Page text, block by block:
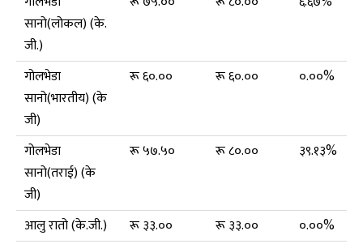
सानो(लोकल) (के.
जी.)
गोलभेडा
सानो(भारतीय) (के
जी)
रू ६०.०० रू ६०.०० ०.००%
गोलभेडा
सानो(तराई) (के
जी)
रू ५७.५० रू ८०.०० ३९.१३%
आलु रातो (के.जी.) रू ३३.०० रू ३३.००
०.००%